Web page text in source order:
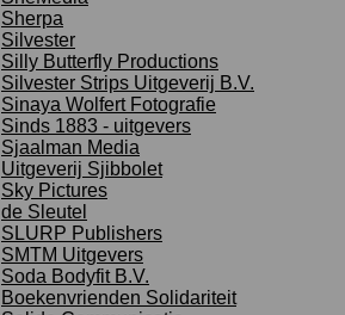
Sherpa
Silvester
Silly Butterfly Productions
Silvester Strips Uitgeverij B.V.
Sinaya Wolfert Fotografie
Sinds 1883 - uitgevers
Sjaalman Media
Uitgeverij Sjibbolet
Sky Pictures
de Sleutel
SLURP Publishers
SMTM Uitgevers
Soda Bodyfit B.V.
Boekenvrienden Solidariteit